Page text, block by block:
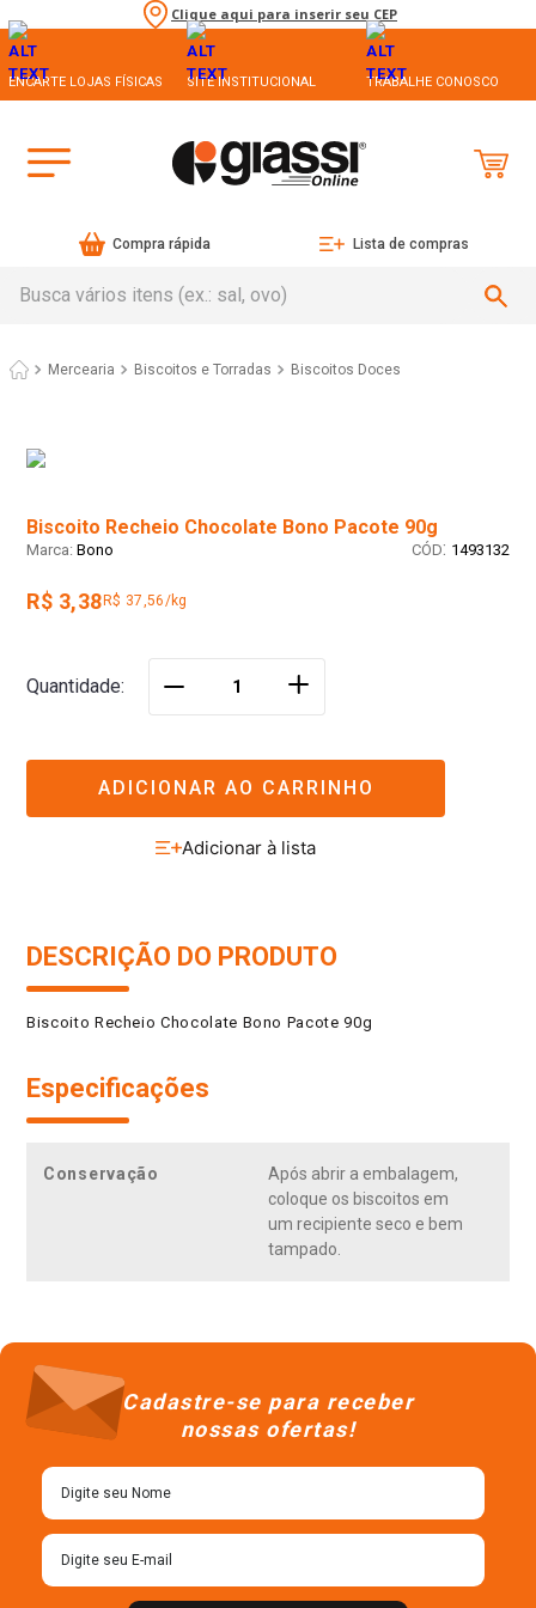
Clique aqui para inserir seu CEP
ENCARTE LOJAS FÍSICAS SITE INSTITUCIONAL TRABALHE CONOSCO
Compra rápida Lista de compras
Mercearia Biscoitos e Torradas Biscoitos Doces
Biscoito Recheio Chocolate Bono Pacote 90g
Bono : 1493132
R$ 3,38 R$ 37,56/kg
Quantidade ＋
ADICIONAR AO CARRINHO
DESCRIÇÃO DO PRODUTO
Biscoito Recheio Chocolate Bono Pacote 90g
Especificações
Conservação
Após abrir a embalagem,
coloque os biscoitos em
um recipiente seco e bem
tampado.
Cadastre-se para receber
nossas ofertas!